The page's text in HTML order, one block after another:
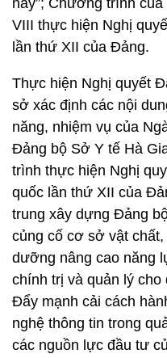
nay”; Chương trình
VIII thực hiện Nghị
lần thứ XII của Đảng.
Thực hiện Nghị quyết
sở xác định các nội
năng, nhiệm vụ của
Đảng bộ Sở Y tế Hà
trình thực hiện Nghị
quốc lần thứ XII của
trung xây dựng Đảng
củng cố cơ sở vật
dưỡng nâng cao năng
chính trị và quản lý cho
Đẩy mạnh cải cách
nghệ thông tin trong
các nguồn lực đầu tư